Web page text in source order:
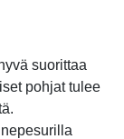
suorittaa
pohjat tulee